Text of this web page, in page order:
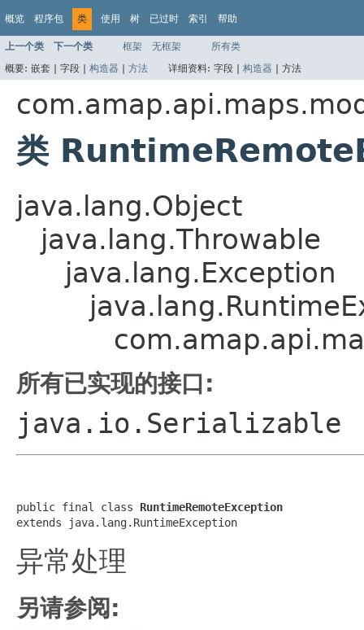
概览 程序包 类 使用 树 已过时 索引 帮助
上一个类 下一个类 框架 无框架
所有类
概要: 嵌套 | 字段 | 构造器 | 方法 详细资料: 字段 | 构造器 | 方法
类
java.lang.Object
java.lang.Throwable
java.lang.Exception
所有已实现的接口:
java.io.Serializable
public final class RuntimeRemoteException
extends java.lang.RuntimeException
异常处理
另请参阅: